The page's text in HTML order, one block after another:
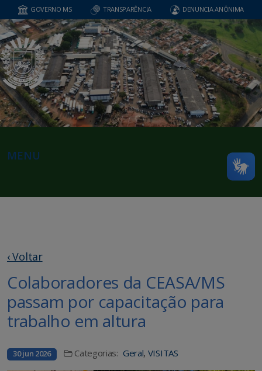
GOVERNO MS TRANSPARÊNCIA DENUNCIA ANÔNIMA
MENU
‹ Voltar
Colaboradores da CEASA/MS
passam por capacitação para
trabalho em altura
30 jun 2026 Categorias: Geral, VISITAS